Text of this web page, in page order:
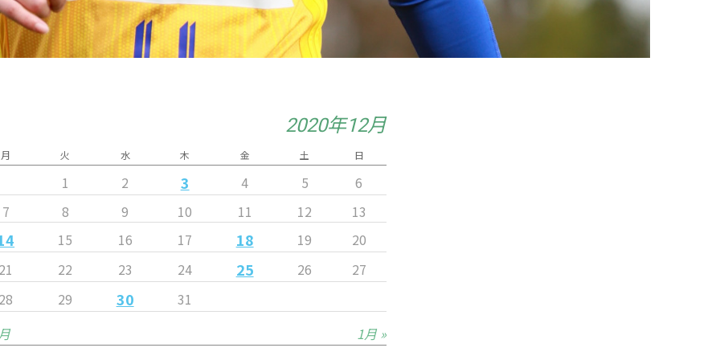
2020年12月
月 火 水 木 金 土 日
1 2 3 4 5
6
7
8 9 10 11 12 13
15 16 17 18 19
20
22 23 24 25 26
27
29 30
31
1月 »